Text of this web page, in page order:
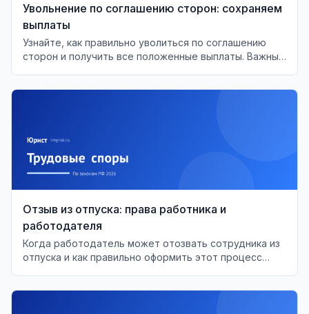
Увольнение по соглашению сторон: сохраняем
выплаты
Узнайте, как правильно уволиться по соглашению
сторон и получить все положенные выплаты. Важные
Отзыв из отпуска: права работника и
работодателя
Когда работодатель может отозвать сотрудника из
отпуска и как правильно оформить этот процесс